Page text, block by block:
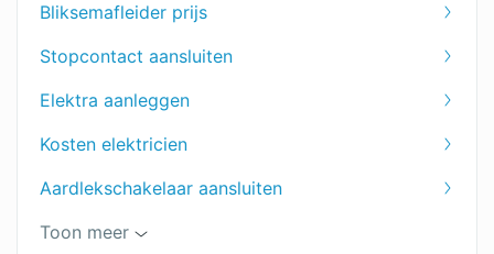
Bliksemafleider prijs
Stopcontact aansluiten
Elektra aanleggen
Kosten elektricien
Aardlekschakelaar aansluiten
Meterkast vervangen
Toon meer